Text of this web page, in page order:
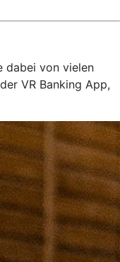
dabei von vielen
VR Banking App,